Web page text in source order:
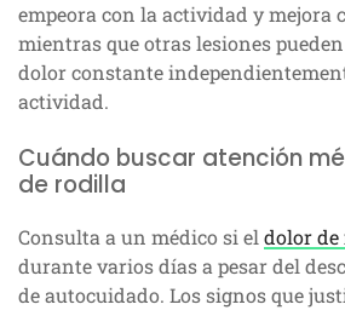
empeora con la actividad y mejora
mientras que otras lesiones
dolor constante
actividad.
Cuándo buscar atención
de rodilla
Consulta a un médico si eldolor
durante varios días a pesar del
de autocuidado. Los signos que